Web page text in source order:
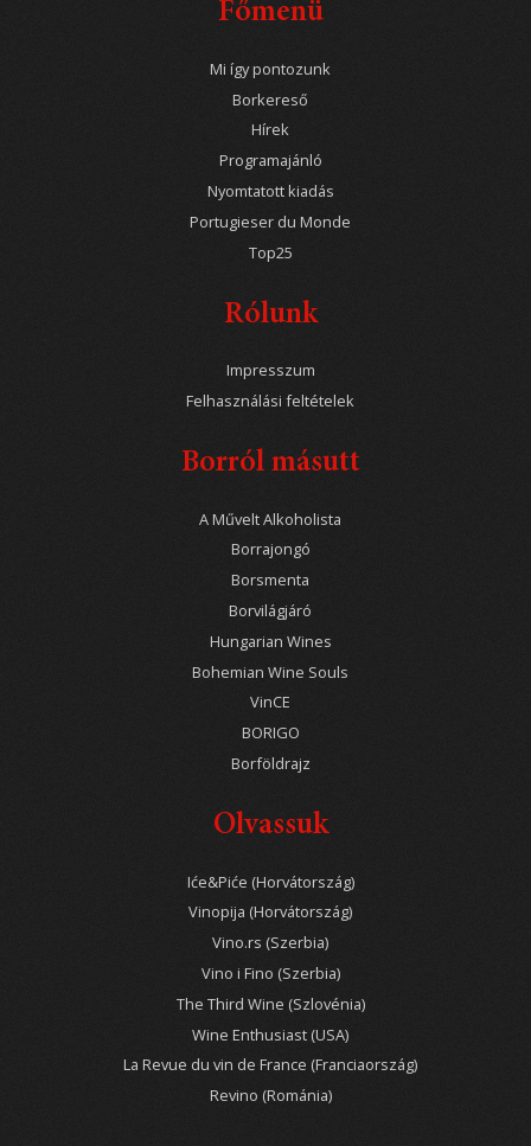
Főmenü
Mi így pontozunk
Borkereső
Hírek
Programajánló
Nyomtatott kiadás
Portugieser du Monde
Top25
Rólunk
Impresszum
Felhasználási feltételek
Borról másutt
A Művelt Alkoholista
Borrajongó
Borsmenta
Borvilágjáró
Hungarian Wines
Bohemian Wine Souls
VinCE
BORIGO
Borföldrajz
Olvassuk
Iće&Piće (Horvátország)
Vinopija (Horvátország)
Vino.rs (Szerbia)
Vino i Fino (Szerbia)
The Third Wine (Szlovénia)
Wine Enthusiast (USA)
La Revue du vin de France (Franciaország)
Revino (Románia)